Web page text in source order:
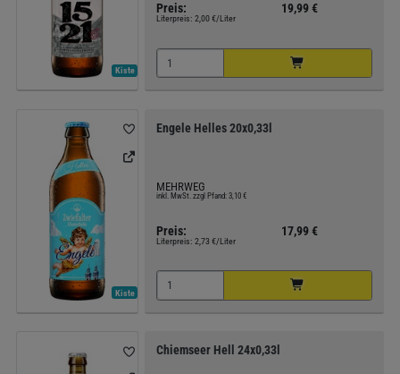
Kiste
Preis: 19,99 €
Literpreis: 2,00 €/Liter
Kiste
Engele Helles 20x0,33l
MEHRWEG
inkl. MwSt. zzgl Pfand: 3,10 €
Preis: 17,99 €
Literpreis: 2,73 €/Liter
Chiemseer Hell 24x0,33l